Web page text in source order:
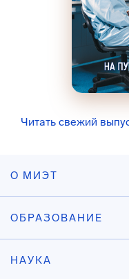
Читать свежий
О МИЭТ
ОБРАЗОВАНИЕ
НАУКА